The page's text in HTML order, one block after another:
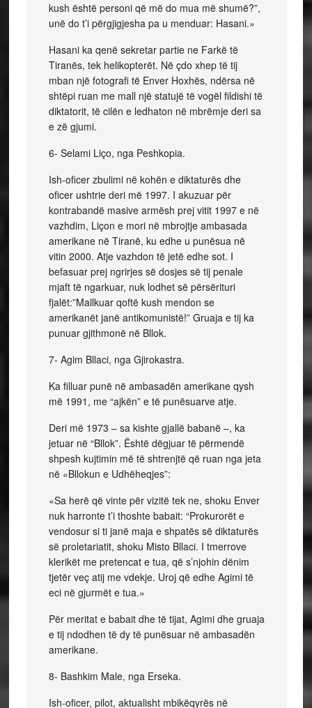
kush është personi që më do mua më shumë?”,
unë do t’i përgjigjesha pa u menduar: Hasani.»
Hasani ka qenë sekretar partie ne Farkë të
Tiranës, tek helikopterët. Në çdo xhep të tij
mban një fotografi të Enver Hoxhës, ndërsa në
shtëpi ruan me mall një statujë të vogël fildishi të
diktatorit, të cilën e ledhaton në mbrëmje deri sa
e zë gjumi.
6- Selami Liço, nga Peshkopia.
Ish-oficer zbulimi në kohën e diktaturës dhe
oficer ushtrie deri më 1997. I akuzuar për
kontrabandë masive armësh prej vitit 1997 e në
vazhdim, Liçon e mori në mbrojtje ambasada
amerikane në Tiranë, ku edhe u punësua në
vitin 2000. Atje vazhdon të jetë edhe sot. I
befasuar prej ngrirjes së dosjes së tij penale
mjaft të ngarkuar, nuk lodhet së përsërituri
fjalët:”Mallkuar qoftë kush mendon se
amerikanët janë antikomunistë!” Gruaja e tij ka
punuar gjithmonë në Bllok.
7- Agim Bllaci, nga Gjirokastra.
Ka filluar punë në ambasadën amerikane qysh
më 1991, me “ajkën” e të punësuarve atje.
Deri më 1973 – sa kishte gjallë babanë –, ka
jetuar në “Bllok”. Është dëgjuar të përmendë
shpesh kujtimin më të shtrenjtë që ruan nga jeta
në «Bllokun e Udhëheqjes”:
«Sa herë që vinte për vizitë tek ne, shoku Enver
nuk harronte t’i thoshte babait: “Prokurorët e
vendosur si ti janë maja e shpatës së diktaturës
së proletariatit, shoku Misto Bllaci. I tmerrove
klerikët me pretencat e tua, që s’njohin dënim
tjetër veç atij me vdekje. Uroj që edhe Agimi të
eci në gjurmët e tua.»
Për meritat e babait dhe të tijat, Agimi dhe gruaja
e tij ndodhen të dy të punësuar në ambasadën
amerikane.
8- Bashkim Male, nga Erseka.
Ish-oficer, pilot, aktualisht mbikëqyrës në